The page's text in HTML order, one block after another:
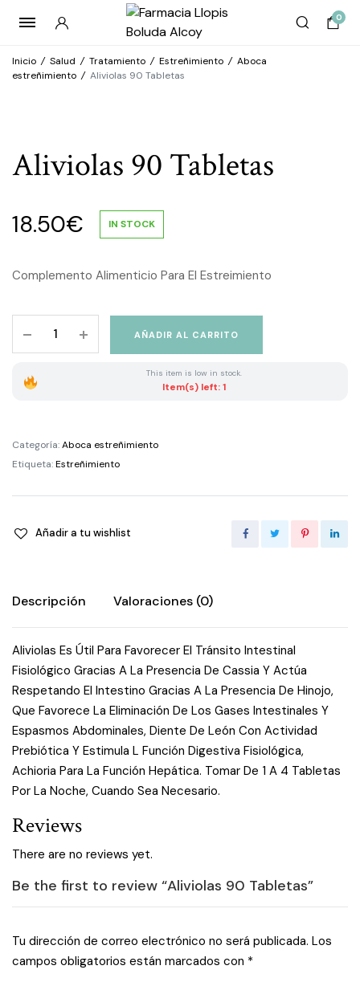
0
Inicio / Salud / Tratamiento / Estreñimiento / Aboca
estreñimiento / Aliviolas 90 Tabletas
Aliviolas 90 Tabletas
18.50€ IN STOCK
Complemento Alimenticio Para El Estreimiento
AÑADIR AL CARRITO
This item is low in stock.
Item(s) left: 1
Categoría:Aboca estreñimiento
Etiqueta:Estreñimiento
Añadir a tu wishlist
Descripción Valoraciones (0)
Aliviolas Es Útil Para Favorecer El Tránsito Intestinal
Fisiológico Gracias A La Presencia De Cassia Y Actúa
Respetando El Intestino Gracias A La Presencia De Hinojo,
Que Favorece La Eliminación De Los Gases Intestinales Y
Espasmos Abdominales, Diente De León Con Actividad
Prebiótica Y Estimula L Función Digestiva Fisiológica,
Achioria Para La Función Hepática. Tomar De 1 A 4 Tabletas
Por La Noche, Cuando Sea Necesario.
Reviews
There are no reviews yet.
Be the first to review “Aliviolas 90 Tabletas”
Tu dirección de correo electrónico no será publicada. Los
campos obligatorios están marcados con *